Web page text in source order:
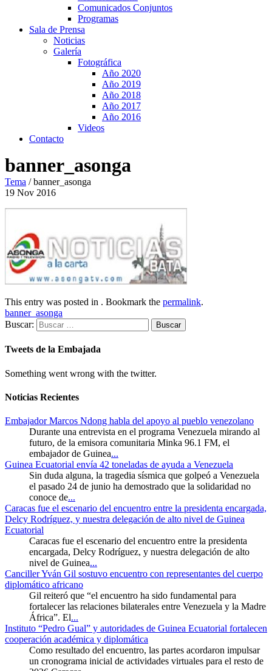
Comunicados Conjuntos
Programas
Sala de Prensa
Noticias
Galería
Fotográfica
Año 2020
Año 2019
Año 2018
Año 2017
Año 2016
Videos
Contacto
banner_asonga
Tema /banner_asonga
19 Nov 2016
This entry was posted in . Bookmark the permalink.
banner_asonga
Buscar:
Tweets de la Embajada
Something went wrong with the twitter.
Noticias Recientes
Embajador Marcos Ndong habla del apoyo al pueblo venezolano
Durante una entrevista en el programa Venezuela mirando al
futuro, de la emisora comunitaria Minka 96.1 FM, el
embajador de Guinea...
Guinea Ecuatorial envía 42 toneladas de ayuda a Venezuela
Sin duda alguna, la tragedia sísmica que golpeó a Venezuela
el pasado 24 de junio ha demostrado que la solidaridad no
conoce de...
Caracas fue el escenario del encuentro entre la presidenta encargada,
Delcy Rodríguez, y nuestra delegación de alto nivel de Guinea
Ecuatorial
Caracas fue el escenario del encuentro entre la presidenta
encargada, Delcy Rodríguez, y nuestra delegación de alto
nivel de Guinea...
Canciller Yván Gil sostuvo encuentro con representantes del cuerpo
diplomático africano
Gil reiteró que “el encuentro ha sido fundamental para
fortalecer las relaciones bilaterales entre Venezuela y la Madre
África”. El...
Instituto “Pedro Gual” y autoridades de Guinea Ecuatorial fortalecen
cooperación académica y diplomática
Como resultado del encuentro, las partes acordaron impulsar
un cronograma inicial de actividades virtuales para el resto de